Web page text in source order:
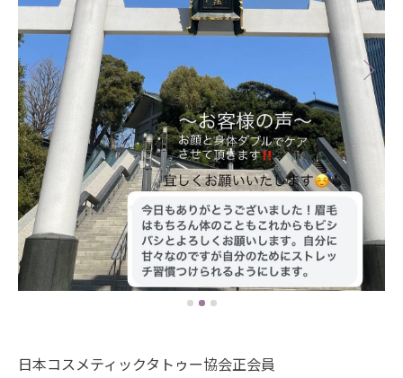
日本コスメティックタトゥー協会正会員